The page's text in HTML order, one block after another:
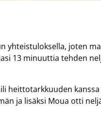
yhteistuloksella, joten
13 minuuttia tehden
heittotarkkuuden
ja lisäksi Moua otti